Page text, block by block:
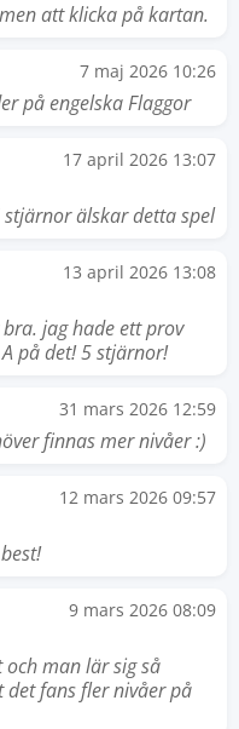
att klicka på kartan.
7 maj 2026 10:26
på engelska Flaggor
17 april 2026 13:07
älskar detta spel
13 april 2026 13:08
jag hade ett prov
på det! 5 stjärnor!
31 mars 2026 12:59
finnas mer nivåer :)
12 mars 2026 09:57
9 mars 2026 08:09
man lär sig så
det fans fler nivåer på